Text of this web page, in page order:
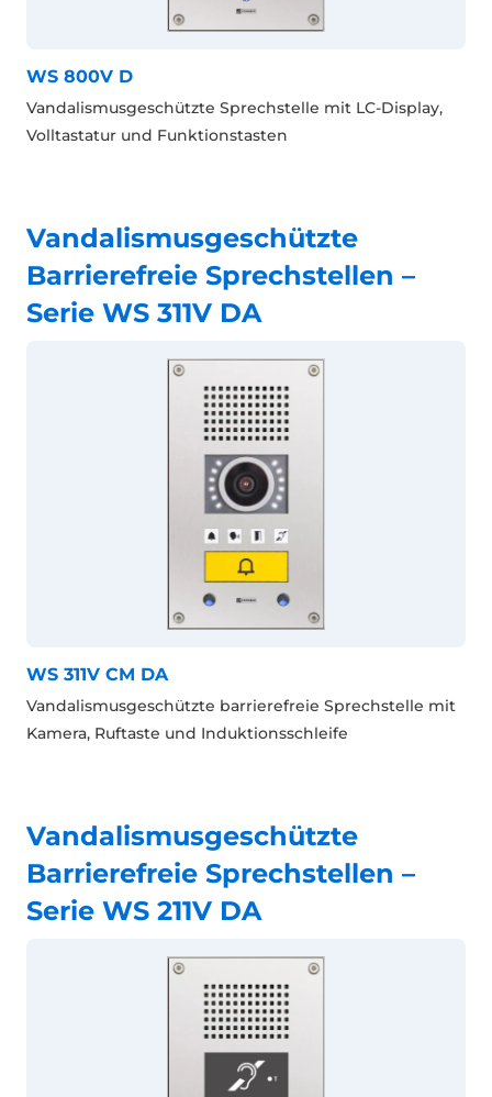
WS 800V D
Vandalismusgeschützte Sprechstelle mit LC-Display,
Volltastatur und Funktionstasten
Vandalismusgeschützte
Barrierefreie Sprechstellen –
Serie WS 311V DA
WS 311V CM DA
Vandalismusgeschützte barrierefreie Sprechstelle mit
Kamera, Ruftaste und Induktionsschleife
Vandalismusgeschützte
Barrierefreie Sprechstellen –
Serie WS 211V DA